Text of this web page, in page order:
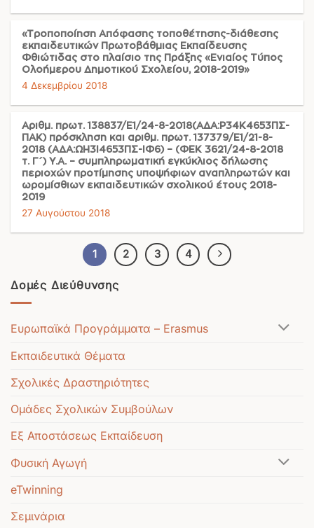
Δομές Διεύθυνσης
Ευρωπαϊκά Προγράμματα – Erasmus
Εκπαιδευτικά Θέματα
Σχολικές Δραστηριότητες
Ομάδες Σχολικών Συμβούλων
Εξ Αποστάσεως Εκπαίδευση
Φυσική Αγωγή
eTwinning
Σεμινάρια
«Τροποποίηση Απόφασης τοποθέτησης-διάθεσης
εκπαιδευτικών Πρωτοβάθμιας Εκπαίδευσης
Φθιώτιδας στο πλαίσιο της Πράξης «Ενιαίος Τύπος
Ολοήμερου Δημοτικού Σχολείου, 2018-2019»
4 Δεκεμβρίου 2018
Αριθμ. πρωτ. 138837/Ε1/24-8-2018(ΑΔΑ:Ρ34Κ4653ΠΣ-
ΠΑΚ) πρόσκληση και αριθμ. πρωτ. 137379/Ε1/21-8-
2018 (ΑΔΑ:ΩΗ3Ι4653ΠΣ-ΙΦ6) – (ΦΕΚ 3621/24-8-2018
τ. Γ΄) Υ.Α. – συμπληρωματική εγκύκλιος δήλωσης
περιοχών προτίμησης υποψήφιων αναπληρωτών και
ωρομίσθιων εκπαιδευτικών σχολικού έτους 2018-
2019
27 Αυγούστου 2018
1 2 3 4